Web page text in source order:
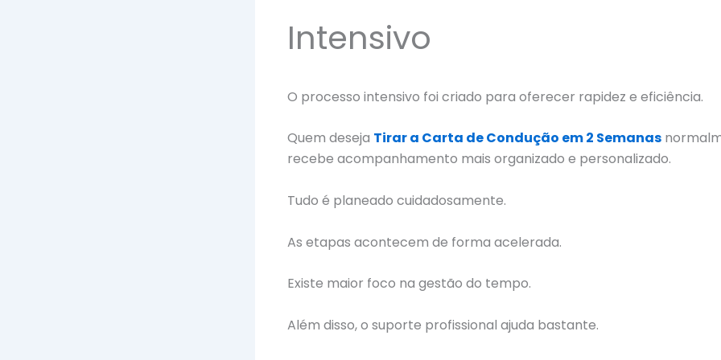
Intensivo
O processo intensivo foi criado para oferecer rapidez e eficiência.
Quem deseja Tirar a Carta de Condução em 2 Semanas
recebe acompanhamento mais organizado e personalizado.
Tudo é planeado cuidadosamente.
As etapas acontecem de forma acelerada.
Existe maior foco na gestão do tempo.
Além disso, o suporte profissional ajuda bastante.